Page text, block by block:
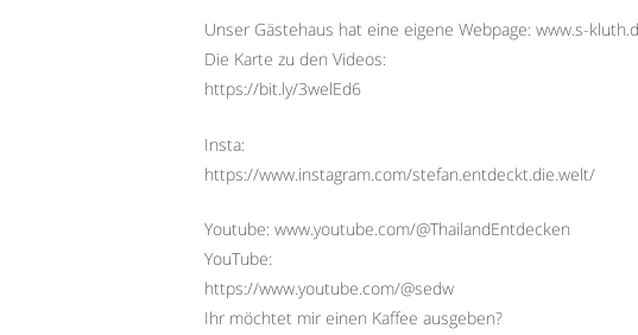
Unser Gästehaus hat eine eigene Webpage: www.s-
Die Karte zu den Videos:
https://bit.ly/3welEd6
Insta:
https://www.instagram.com/stefan.entdeckt.die.welt/
Youtube: www.youtube.com/@ThailandEntdecken
YouTube:
https://www.youtube.com/@sedw
Ihr möchtet mir einen Kaffee ausgeben?